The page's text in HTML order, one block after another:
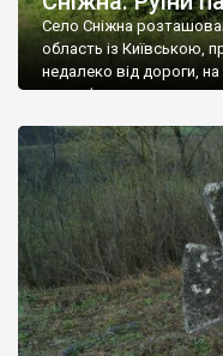
Село Сніжна
область із Київською,
недалеко від дороги, на
рельєфне пано, яке
не видно, але видно дві